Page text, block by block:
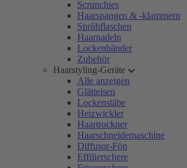
Scrunchies
Haarspangen & -klammern
Sprühflaschen
Haarnadeln
Lockenbänder
Zubehör
Haarstyling-Geräte
Alle anzeigen
Glätteisen
Lockenstäbe
Heizwickler
Haartrockner
Haarschneidemaschine
Diffusor-Fön
Effilierschere